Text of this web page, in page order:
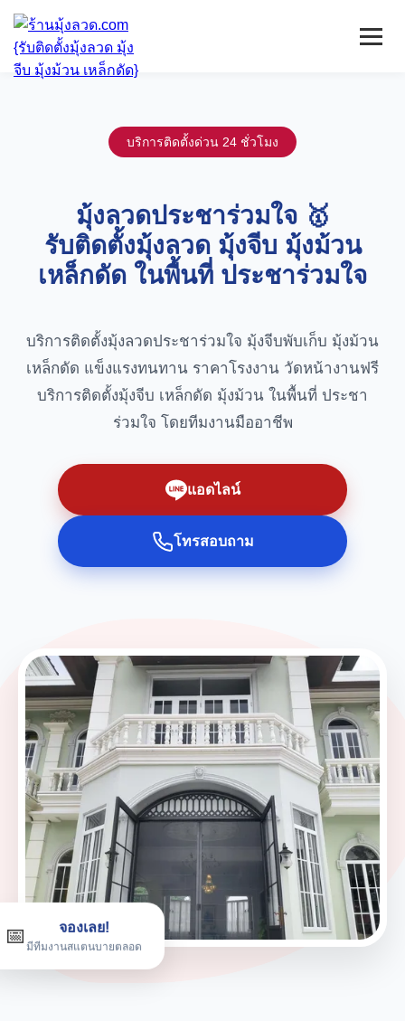
มุ้งลวดจีบ
เหล็กดัด
บริการ/พื้นที่ติดตั้ง
บทความ
ติดต่อเรา
บริการติดตั้งด่วน 24 ชั่วโมง
มุ้งลวดประชาร่วมใจ 🥇
รับติดตั้งมุ้งลวด มุ้งจีบ มุ้งม้วน
เหล็กดัด ในพื้นที่ ประชาร่วมใจ
บริการติดตั้งมุ้งลวดประชาร่วมใจ มุ้งจีบพับเก็บ มุ้งม้วน
เหล็กดัด แข็งแรงทนทาน ราคาโรงงาน วัดหน้างานฟรี
บริการติดตั้งมุ้งจีบ เหล็กดัด มุ้งม้วน ในพื้นที่ ประชา
ร่วมใจ โดยทีมงานมืออาชีพ
แอดไลน์
โทรสอบถาม
📅 จองเลย!
มีทีมงานสแตนบายตลอด